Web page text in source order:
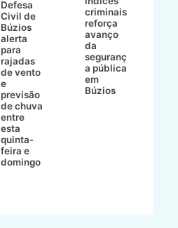
Defesa
Civil de
Búzios
alerta
para
rajadas
de vento
e
previsão
de chuva
entre
esta
quinta-
feira e
domingo
criminais
reforça
avanço
da
seguranç
a pública
em
Búzios